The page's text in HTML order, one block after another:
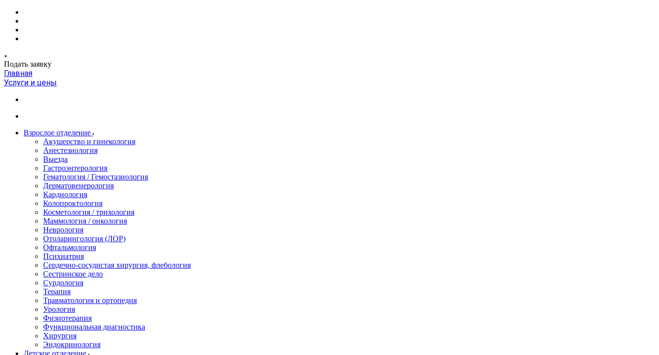
Подать заявку
Главная
Услуги и цены
Взрослое отделение
Акушерство и гинекология
Анестезиология
Выезда
Гастроэнтерология
Гематология / Гемостазиология
Дерматовенерология
Кардиология
Колопроктология
Косметология / трихология
Маммология / онкология
Неврология
Отоларингология (ЛОР)
Офтальмология
Психиатрия
Сердечно-сосудистая хирургия, флебология
Сестринское дело
Сурдология
Терапия
Травматология и ортопедия
Урология
Физиотерапия
Функциональная диагностика
Хирургия
Эндокринология
Детское отделение